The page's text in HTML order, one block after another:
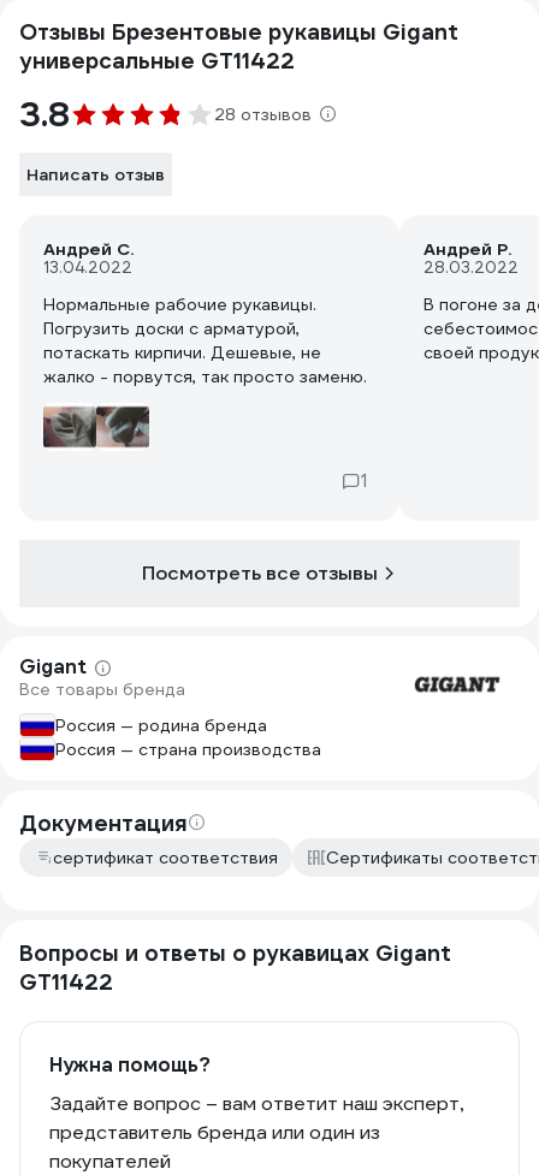
Отзывы Брезентовые рукавицы Gigant
универсальные GT11422
3.8 28 отзывов
Написать отзыв
Андрей С.
13.04.2022
Нормальные рабочие рукавицы.
Погрузить доски с арматурой,
потаскать кирпичи. Дешевые, не
жалко - порвутся, так просто заменю.
1
Андрей Р.
28.03.2022
В погоне за
своей
Посмотреть все отзывы
Gigant
Все товары бренда
Россия — родина бренда
Россия — страна производства
Документация
сертификат соответствия Сертификаты
Вопросы и ответы о рукавицах Gigant
GT11422
Нужна помощь?
Задайте вопрос – вам ответит наш эксперт,
представитель бренда или один из
покупателей